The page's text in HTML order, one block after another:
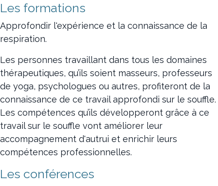
Les formations
Approfondir l'expérience et la connaissance de la
respiration.
Les personnes travaillant dans tous les domaines
thérapeutiques, qu’ils soient masseurs, professeurs
de yoga, psychologues ou autres, profiteront de la
connaissance de ce travail approfondi sur le souffle.
Les compétences qu’ils développeront grâce à ce
travail sur le souffle vont améliorer leur
accompagnement d'autrui et enrichir leurs
compétences professionnelles.
Les conférences